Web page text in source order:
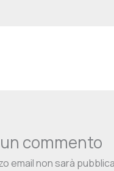
commento
email non sarà